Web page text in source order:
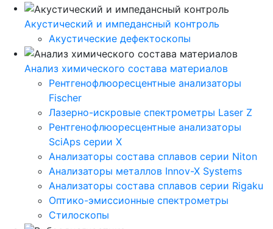
Акустический и импедансный контроль
Акустические дефектоскопы
Анализ химического состава материалов
Рентгенофлюоресцентные анализаторы
Fischer
Лазерно-искровые спектрометры Laser Z
Рентгенофлюоресцентные анализаторы
SciAps серии Х
Анализаторы состава сплавов серии Niton
Анализаторы металлов Innov-X Systems
Анализаторы состава сплавов серии Rigaku
Оптико-эмиссионные спектрометры
Стилоскопы